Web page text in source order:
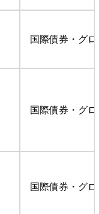
国際債券・グ
国際債券・グ
国際債券・グ